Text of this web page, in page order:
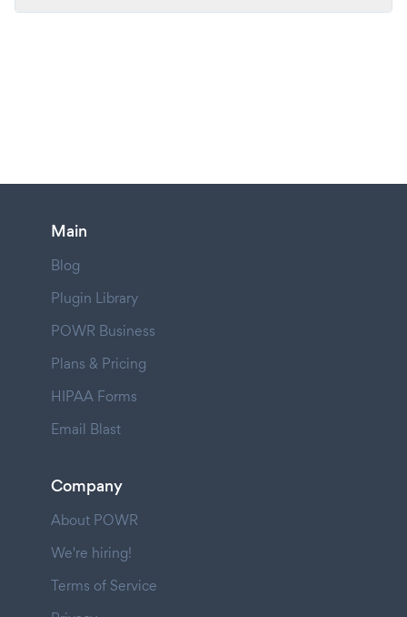
Main
Blog
Plugin Library
POWR Business
Plans & Pricing
HIPAA Forms
Email Blast
Company
About POWR
We're hiring!
Terms of Service